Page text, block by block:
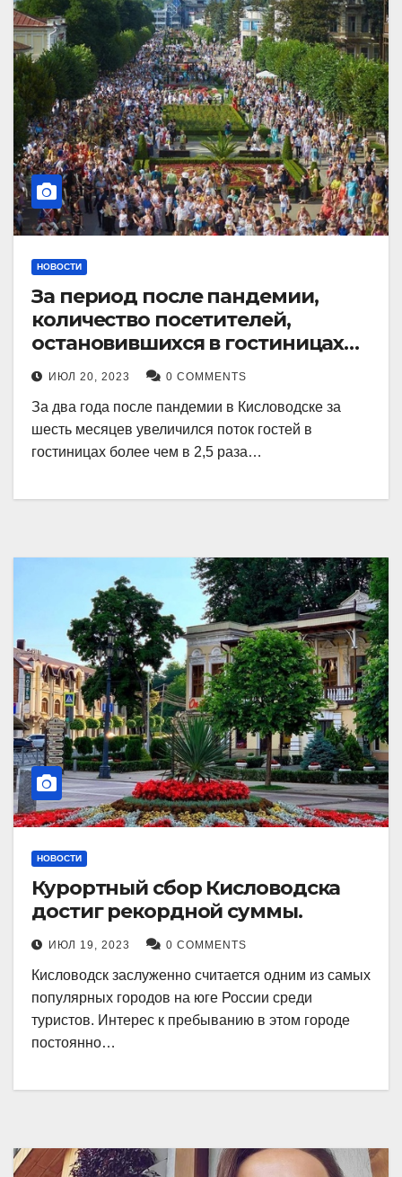
НОВОСТИ
За период после пандемии,
количество посетителей,
остановившихся в гостиницах
Кисловодска, выросло в 2,5 раза.
ИЮЛ 20, 2023 0 COMMENTS
За два года после пандемии в Кисловодске за
шесть месяцев увеличился поток гостей в
гостиницах более чем в 2,5 раза…
НОВОСТИ
Курортный сбор Кисловодска
достиг рекордной суммы.
ИЮЛ 19, 2023 0 COMMENTS
Кисловодск заслуженно считается одним из самых
популярных городов на юге России среди
туристов. Интерес к пребыванию в этом городе
постоянно…